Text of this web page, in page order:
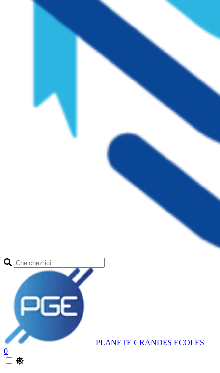
PLANETE GRANDES ECOLES
0